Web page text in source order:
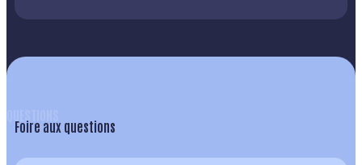
Foire aux questions